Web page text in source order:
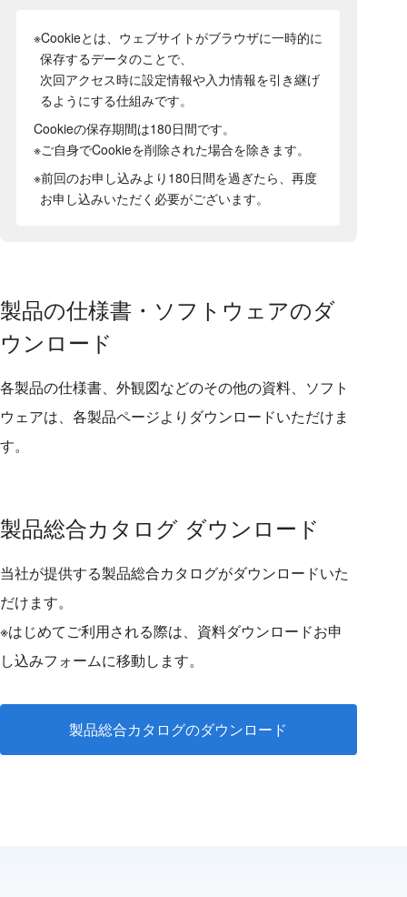
※Cookieとは、ウェブサイトがブラウザに一時的に
保存するデータのことで、
次回アクセス時に設定情報や入力情報を引き継げ
るようにする仕組みです。
Cookieの保存期間は180日間です。
※ご自身でCookieを削除された場合を除きます。
※前回のお申し込みより180日間を過ぎたら、再度
お申し込みいただく必要がございます。
製品の仕様書・ソフトウェアのダ
ウンロード
各製品の仕様書、外観図などのその他の資料、ソフト
ウェアは、各製品ページよりダウンロードいただけま
す。
製品総合カタログ ダウンロード
当社が提供する製品総合カタログがダウンロードいた
だけます。
※はじめてご利用される際は、資料ダウンロードお申
し込みフォームに移動します。
製品総合カタログのダウンロード